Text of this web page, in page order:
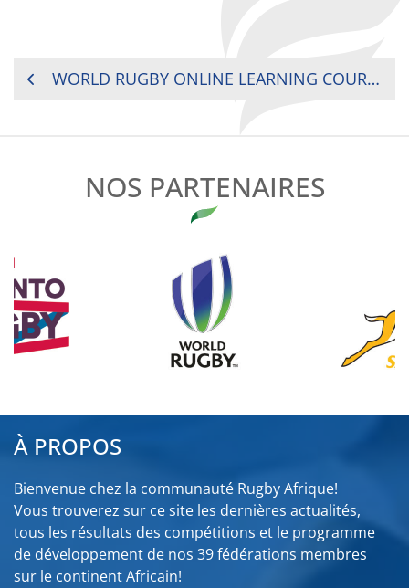
NAVIGATION
WORLD RUGBY ONLINE LEARNING COURSE
NOS PARTENAIRES
À PROPOS
Bienvenue chez la communauté Rugby Afrique!
Vous trouverez sur ce site les dernières actualités,
tous les résultats des compétitions et le programme
de développement de nos 39 fédérations membres
sur le continent Africain!